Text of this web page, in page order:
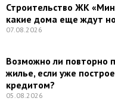
Строительство ЖК
какие дома еще ждут
07.08.2026
Возможно ли повторно
жилье, если уже
кредитом?
05.08.2026